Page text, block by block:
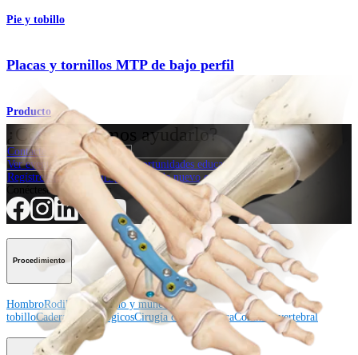
Pie y tobillo
Placas y tornillos MTP de bajo perfil
Producto
¿Cómo podemos ayudarlo?
Contacte a un representante
Ver eventos, laboratorios y oportunidades educativas
Regístrese para recibir: ¿Qué hay de nuevo en Arthrex?
Conéctese con nosotros
Procedimiento
HombroRodilla CodoMano y muñecaPie y
tobilloCadera OrtobiológicosCirugía cardiotorácicaColumna vertebral